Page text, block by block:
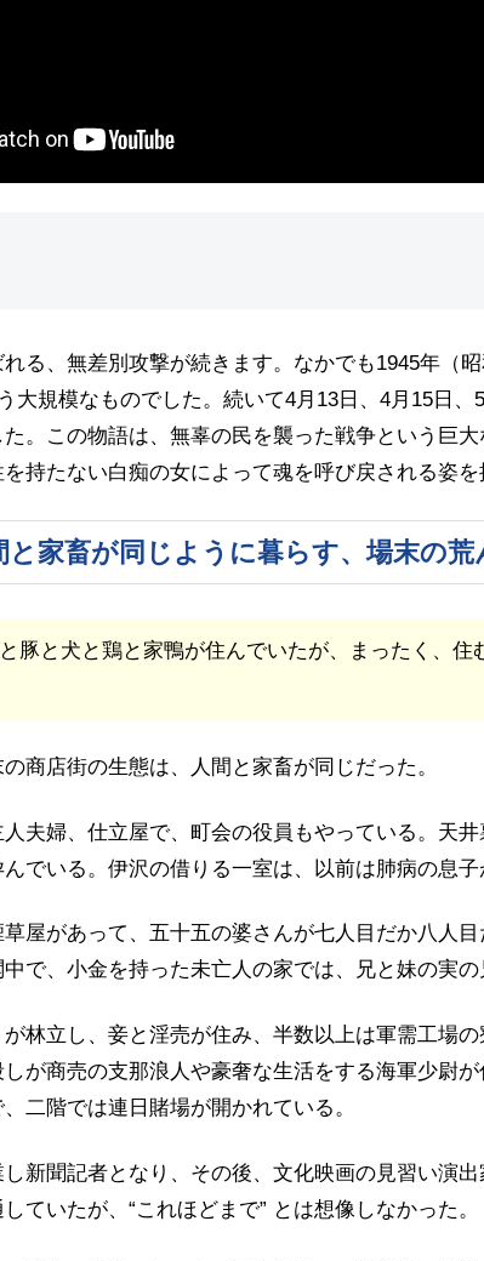
る、無差別攻撃が続きます。なかでも1945年（
大規模なものでした。続いて4月13日、4月15日
。この物語は、無辜の民を襲った戦争という巨
持たない白痴の女によって魂を呼び戻される姿を
と家畜が同じように暮らす、場末の荒
豚と犬と鶏と家鴨が住んでいたが、まったく、住
商店街の生態は、人間と家畜が同じだった。
夫婦、仕立屋で、町会の役員もやっている。天
でいる。伊沢の借りる一室は、以前は肺病の息子
屋があって、五十五の婆さんが七人目だか八人
で、小金を持った未亡人の家では、兄と妹の実の
林立し、妾と淫売が住み、半数以上は軍需工場
が商売の支那浪人や豪奢な生活をする海軍少尉
二階では連日賭場が開かれている。
新聞記者となり、その後、文化映画の見習い演
ていたが、“これほどまで” とは想像しなかった。